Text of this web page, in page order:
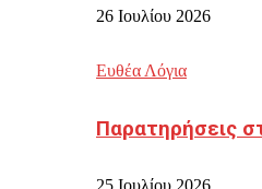
26 Ιουλίου 2026
Ευθέα Λόγια
Παρατηρήσεις